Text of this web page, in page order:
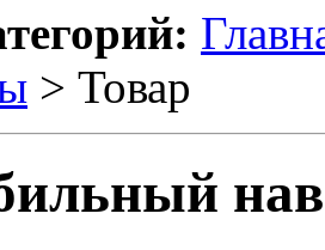
> Товар